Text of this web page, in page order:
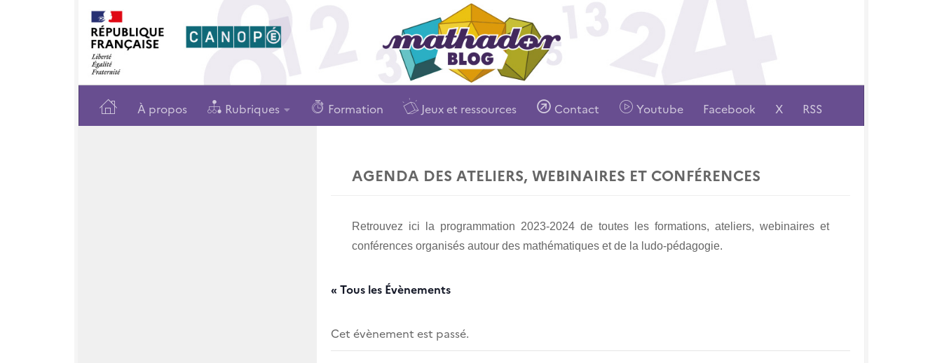
À propos Rubriques Formation Jeux et ressources Contact Youtube Facebook X RSS
AGENDA DES ATELIERS, WEBINAIRES ET CONFÉRENCES
Retrouvez ici la programmation 2023-2024 de toutes les formations, ateliers, webinaires et
conférences organisés autour des mathématiques et de la ludo-pédagogie.
« Tous les Évènements
Cet évènement est passé.